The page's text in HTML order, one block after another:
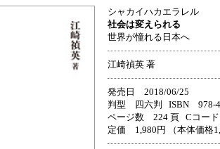
シャカイハカエラレル
社会は変えられる
世界が憧れる日本へ
江崎禎英 著
発売日 2018/06/25
判型 四六判 ISBN 978-
ページ数 224 頁 Cコー
定価 1,980円 （本体価格